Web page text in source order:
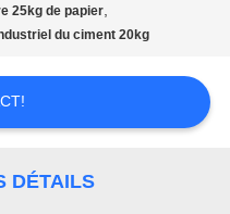
25kg de papier,
du ciment 20kg
DÉTAILS